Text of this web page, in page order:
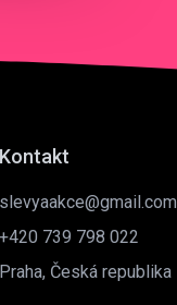
Kontakt
slevyaakce@gmail.com
+420 739 798 022
Praha, Česká republika